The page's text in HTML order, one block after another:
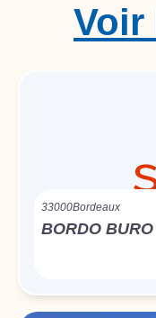
Voir
33000Bordeaux
BORDO BURO